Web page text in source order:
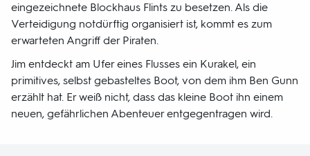
eingezeichnete Blockhaus Flints zu besetzen. Als die
Verteidigung notdürftig organisiert ist, kommt es zum
erwarteten Angriff der Piraten.
Jim entdeckt am Ufer eines Flusses ein Kurakel, ein
primitives, selbst gebasteltes Boot, von dem ihm Ben Gunn
erzählt hat. Er weiß nicht, dass das kleine Boot ihn einem
neuen, gefährlichen Abenteuer entgegentragen wird.